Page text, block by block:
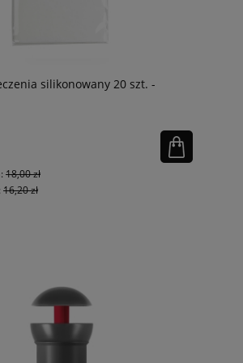
silikonowany 20 szt. -
18,00 zł
16,20 zł